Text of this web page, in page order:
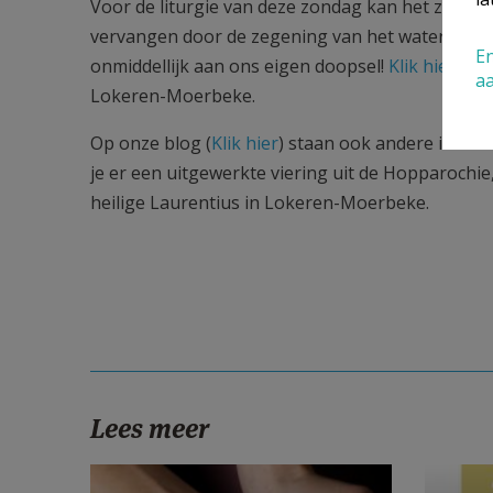
Voor de liturgie van deze zondag kan het zinvol
vervangen door de zegening van het water en
onmiddellijk aan ons eigen doopsel! Klik hier
Lokeren-Moerbeke.
Op onze blog (Klik hier) staan ook andere
je er een uitgewerkte viering uit de
heilige Laurentius in Lokeren-Moerbeke.
Lees meer